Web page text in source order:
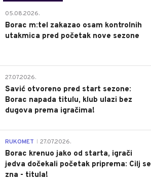
05.08.2026.
Borac m:tel zakazao osam kontrolnih
utakmica pred početak nove sezone
27.07.2026.
Savić otvoreno pred start sezone:
Borac napada titulu, klub ulazi bez
dugova prema igračima!
RUKOMET 27.07.2026.
Borac krenuo jako od starta, igrači
jedva dočekali početak priprema: Cilj se
zna - titula!